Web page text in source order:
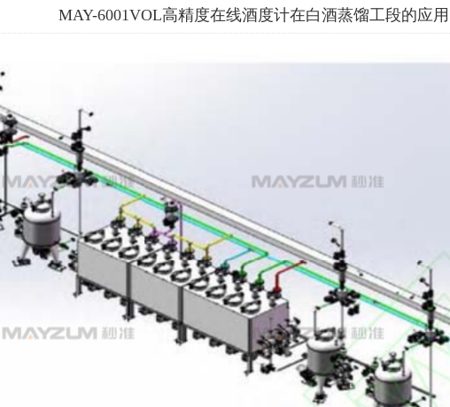
MAY-6001VOL高精度在线酒度计在白酒蒸馏工段的应用